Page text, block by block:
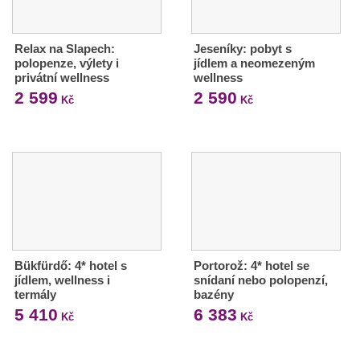
Relax na Slapech:
polopenze, výlety i
privátní wellness
2 599 Kč
Jeseníky: pobyt s
jídlem a neomezeným
wellness
2 590 Kč
Bükfürdő: 4* hotel s
jídlem, wellness i
termály
5 410 Kč
Portorož: 4* hotel se
snídaní nebo polopenzí,
bazény
6 383 Kč